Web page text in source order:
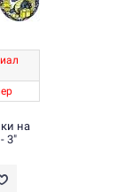
на
3"